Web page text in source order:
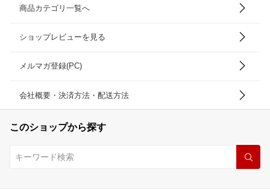
商品カテゴリ一覧へ
ショップレビューを見る
メルマガ登録(PC)
会社概要・決済方法・配送方法
このショップから探す